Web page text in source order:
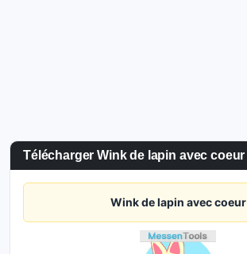
Télécharger Wink de lapin avec coeur
Wink de lapin avec coeur